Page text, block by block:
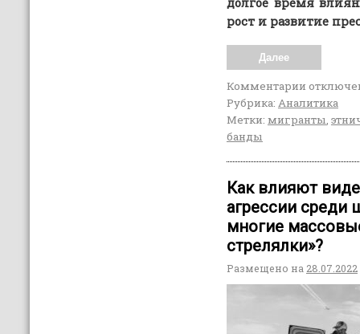
рост и развитие
Далее
Комментарии
Рубрика: Аналитика
Метки: мигранты,
банды
Как влияют
агрессии среди
многие
стрелялки»?
Размещено на 28.07.2022